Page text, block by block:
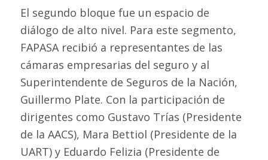
El segundo bloque fue un espacio de
diálogo de alto nivel. Para este segmento,
FAPASA recibió a representantes de las
cámaras empresarias del seguro y al
Superintendente de Seguros de la Nación,
Guillermo Plate. Con la participación de
dirigentes como Gustavo Trías (Presidente
de la AACS), Mara Bettiol (Presidente de la
UART) y Eduardo Felizia (Presidente de